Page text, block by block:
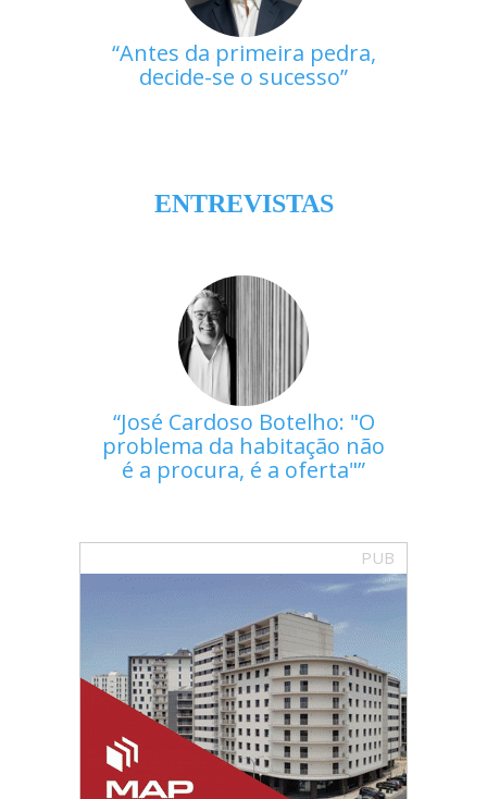
Antes da primeira pedra,
decide-se o sucesso
ENTREVISTAS
José Cardoso Botelho: "O
problema da habitação não
é a procura, é a oferta"
PUB